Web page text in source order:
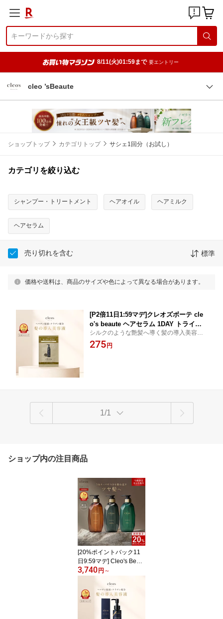
8/11(火)01:59まで 要エントリー
cleo ’sBeaute
ショップトップ カテゴリトップ サシェ1回分（お試し）
カテゴリを絞り込む
シャンプー・トリートメント ヘアオイル ヘアミルク
ヘアセラム
売り切れを含む 標準
価格や送料は、商品のサイズや色によって異なる場合があります。
[P2倍11日1:59マデ]クレオズボーテ cle
o's beaute ヘアセラム 1DAY トライア
ル トラベル お試し 1回分 持ち運び 旅行
髪質改善 まとまり ツヤ髪 クレオズ ブ
シルクのような艶髪へ導く髪の導入美容
液。※シャンプー&トリートメントではござ
いませんのでご注意ください【12時までの
275 円
1/1
ショップ内の注目商品
[20%ポイントバック11
日9:59マデ] Cleo's Beaut
e クレオズボーテ エクス
ー・リペアトリートメン
ト 宝石シャンプー 髪質
改善 まとまり ツヤ髪 シ
ャンプー アミノ酸 ブリ
3,740 円 ～